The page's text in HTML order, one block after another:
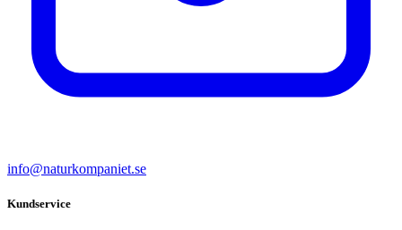
info@naturkompaniet.se
Kundservice